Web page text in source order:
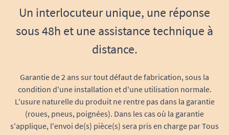
Un interlocuteur unique, une réponse
sous 48h et une assistance technique à
distance.
Garantie de 2 ans sur tout défaut de fabrication, sous la
condition d'une installation et d'une utilisation normale.
L'usure naturelle du produit ne rentre pas dans la garantie
(roues, pneus, poignées). Dans les cas où la garantie
s'applique, l'envoi de(s) pièce(s) sera pris en charge par Tous